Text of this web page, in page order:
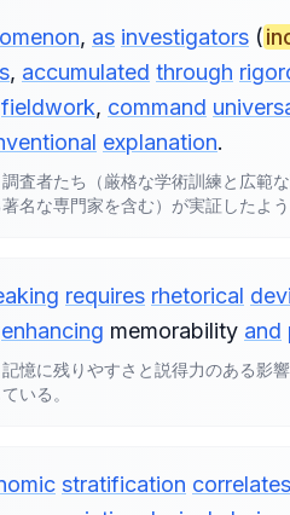
, as investigators (
, accumulated through
fieldwork, command
explanation.
査者たち（厳格な学術訓練と広範
名な専門家を含む）が実証したよ
requires rhetorical
enhancing memorability and
憶に残りやすさと説得力のある影
いる。
stratification correlates